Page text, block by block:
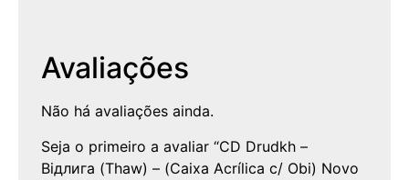
Avaliações
Não há avaliações ainda.
Seja o primeiro a avaliar “CD Drudkh –
Відлига (Thaw) – (Caixa Acrílica c/ Obi) Novo